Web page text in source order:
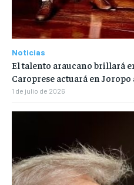
Noticias
El talento araucano brillará
Caroprese actuará en Joropo
1 de julio de 2026